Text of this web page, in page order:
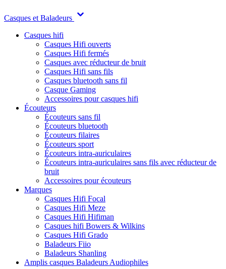
Casques et Baladeurs
Casques hifi
Casques Hifi ouverts
Casques Hifi fermés
Casques avec réducteur de bruit
Casques Hifi sans fils
Casques bluetooth sans fil
Casque Gaming
Accessoires pour casques hifi
Écouteurs
Écouteurs sans fil
Écouteurs bluetooth
Écouteurs filaires
Écouteurs sport
Écouteurs intra-auriculaires
Écouteurs intra-auriculaires sans fils avec réducteur de
bruit
Accessoires pour écouteurs
Marques
Casques Hifi Focal
Casques Hifi Meze
Casques Hifi Hifiman
Casques hifi Bowers & Wilkins
Casques Hifi Grado
Baladeurs Fiio
Baladeurs Shanling
Amplis casques Baladeurs Audiophiles